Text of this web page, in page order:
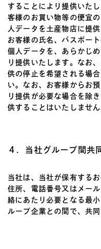
することにより提供いた
客様のお買い物等の便宜
人データを土産物店に提
お客様の氏名、パスポー
個人データを、あらかじ
り提供いたします。なお
供の停止を希望される場
い。なお、お客様からお
り提供が必要な場合を除
供することはいたしません
４．当社グループ間共
当社は、当社が保有する
住所、電話番号又はメー
絡にあたり必要となる最
ループ企業との間で、共